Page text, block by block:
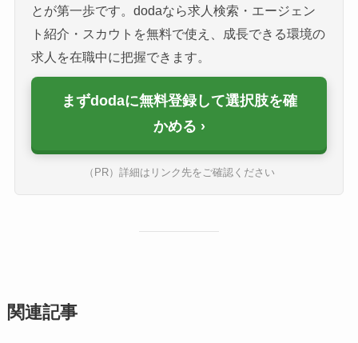
とが第一歩です。dodaなら求人検索・エージェン
ト紹介・スカウトを無料で使え、成長できる環境の
求人を在職中に把握できます。
まずdodaに無料登録して選択肢を確
かめる
（PR）詳細はリンク先をご確認ください
関連記事